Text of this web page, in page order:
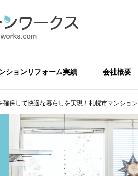
ションリフォーム実績 会社概要
保して快適な暮らしを実現！札幌市マンション